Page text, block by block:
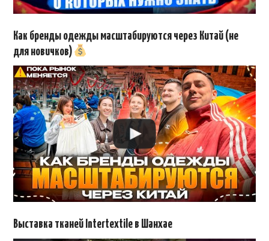
Как бренды одежды масштабируются через Китай (не
для новичков)
Выставка тканей Intertextile в Шанхае